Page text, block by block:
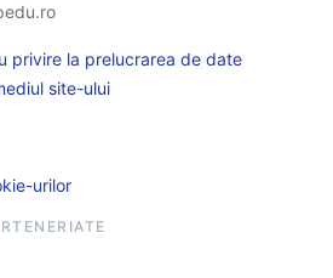
privire la prelucrarea de date
site-ului
urilor